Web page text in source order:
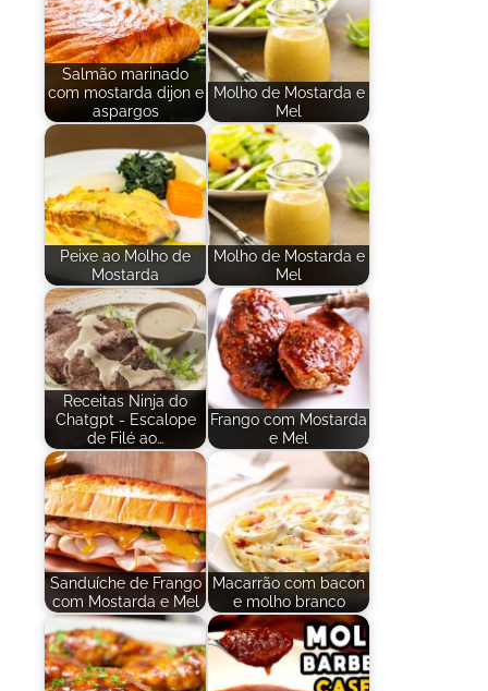
Salmão marinado
com mostarda dijon e
aspargos
Molho de Mostarda e
Mel
Peixe ao Molho de
Mostarda
Molho de Mostarda e
Mel
Receitas Ninja do
Chatgpt - Escalope
de Filé ao…
Frango com Mostarda
e Mel
Sanduíche de Frango
com Mostarda e Mel
Macarrão com bacon
e molho branco